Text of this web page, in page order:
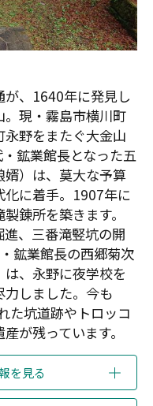
、1640年に発見し
。現・霧島市横川町
野をまたぐ大金山
鉱業館長となった五
）は、莫大な予算
化に着手。1907年に
錬所を築きます。
、三番滝竪坑の開
鉱業館長の西郷菊次
、永野に夜学校を
しました。今も
た坑道跡やトロッコ
が残っています。
を見る